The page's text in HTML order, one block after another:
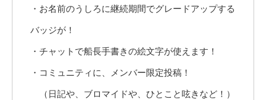
・お名前のうしろに継続期間でグレードアップする
バッジが！
・チャットで船長手書きの絵文字が使えます！
・コミュニティに、メンバー限定投稿！
（日記や、ブロマイドや、ひとこと呟きなど！）